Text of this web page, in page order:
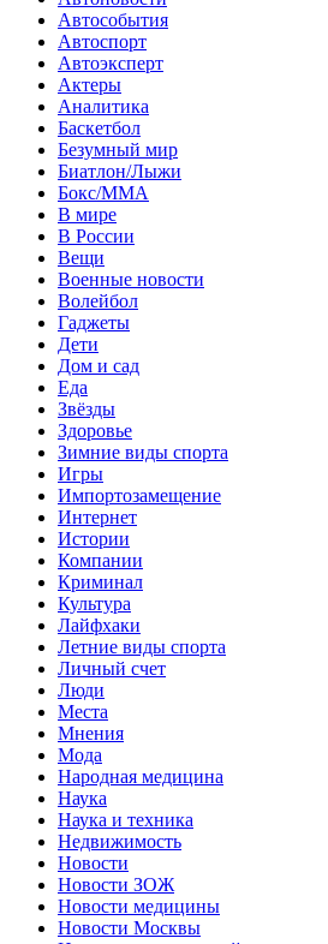
Автособытия
Автоспорт
Автоэксперт
Актеры
Аналитика
Баскетбол
Безумный мир
Биатлон/Лыжи
Бокс/MMA
В мире
В России
Вещи
Военные новости
Волейбол
Гаджеты
Дети
Дом и сад
Еда
Звёзды
Здоровье
Зимние виды спорта
Игры
Импортозамещение
Интернет
Истории
Компании
Криминал
Культура
Лайфхаки
Летние виды спорта
Личный счет
Люди
Места
Мнения
Мода
Народная медицина
Наука
Наука и техника
Недвижимость
Новости
Новости ЗОЖ
Новости медицины
Новости Москвы